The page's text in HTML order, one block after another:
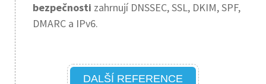
bezpečnosti zahrnují DNSSEC, SSL, DKIM, SPF,
DMARC a IPv6.
DALŠÍ REFERENCE